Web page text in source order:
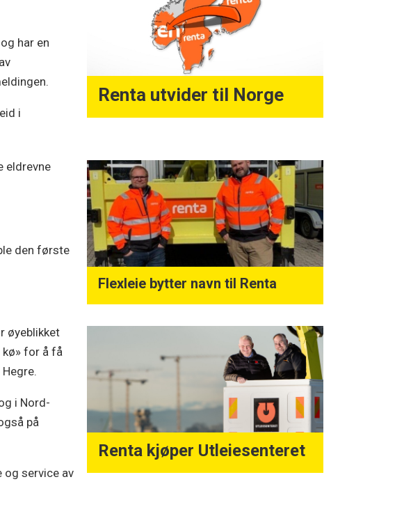
Renta utvider til Norge
har en
i
Flexleie bytter navn til Renta
eldrevne
den første
Renta kjøper Utleiesenteret
øyeblikket
kø» for å få
i Nord-
på
og service av